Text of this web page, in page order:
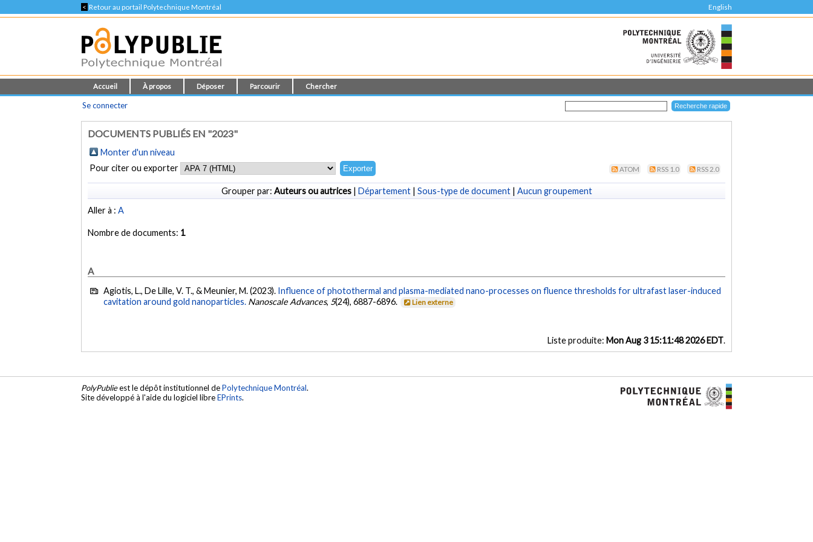
< Retour au portail Polytechnique Montréal English
Accueil À propos Déposer Parcourir Chercher
Se connecter
DOCUMENTS PUBLIÉS EN "2023"
Monter d'un niveau
Pour citer ou exporter
ATOM RSS 1.0 RSS 2.0
Grouper par: Auteurs ou autrices| Département| Sous-type de document| Aucun groupement
Aller à :A
Nombre de documents: 1
A
Agiotis, L., De Lille, V. T., & Meunier, M. (2023). Influence of photothermal and plasma-mediated nano-processes on fluence thresholds for ultrafast laser-induced
cavitation around gold nanoparticles. Nanoscale Advances, 5(24), 6887-6896. Lien externe
Liste produite: Mon Aug 3 15:11:48 2026 EDT.
PolyPublieest le dépôt institutionnel dePolytechnique Montréal.
Site développé à l'aide du logiciel libreEPrints.